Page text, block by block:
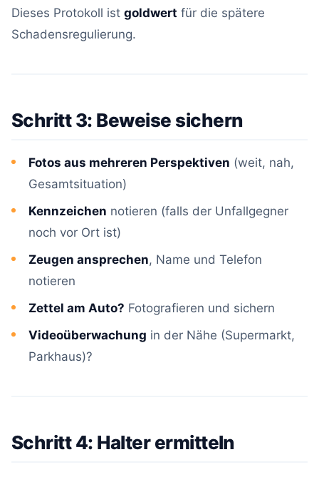
Dieses Protokoll ist goldwert für die spätere
Schadensregulierung.
Schritt 3: Beweise sichern
Fotos aus mehreren Perspektiven (weit, nah,
Gesamtsituation)
Kennzeichen notieren (falls der Unfallgegner
noch vor Ort ist)
Zeugen ansprechen, Name und Telefon
notieren
Zettel am Auto? Fotografieren und sichern
Videoüberwachung in der Nähe (Supermarkt,
Parkhaus)?
Schritt 4: Halter ermitteln